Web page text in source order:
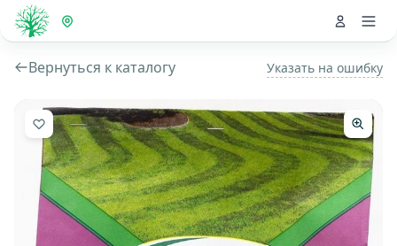
Вернуться к каталогу Указать на ошибку